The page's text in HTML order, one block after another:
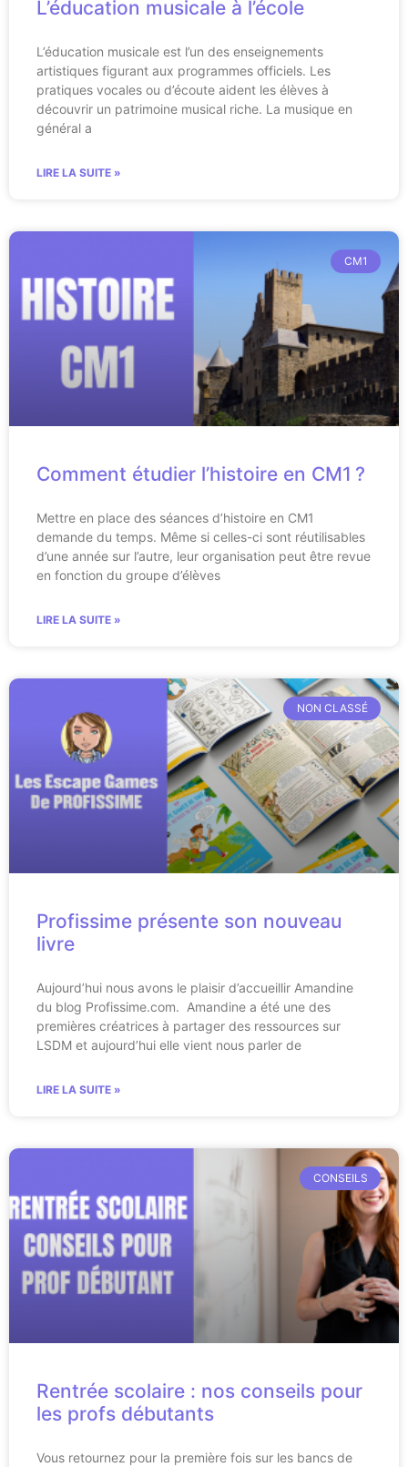
L’éducation musicale à l’école
L’éducation musicale est l’un des enseignements
artistiques figurant aux programmes officiels. Les
pratiques vocales ou d’écoute aident les élèves à
découvrir un patrimoine musical riche. La musique en
général a
LIRE LA SUITE »
CM1
Comment étudier l’histoire en CM1 ?
Mettre en place des séances d’histoire en CM1
demande du temps. Même si celles-ci sont réutilisables
d’une année sur l’autre, leur organisation peut être revue
en fonction du groupe d’élèves
LIRE LA SUITE »
NON CLASSÉ
Profissime présente son nouveau
livre
Aujourd’hui nous avons le plaisir d’accueillir Amandine
du blog Profissime.com. Amandine a été une des
premières créatrices à partager des ressources sur
LSDM et aujourd’hui elle vient nous parler de
LIRE LA SUITE »
CONSEILS
Rentrée scolaire : nos conseils pour
les profs débutants
Vous retournez pour la première fois sur les bancs de